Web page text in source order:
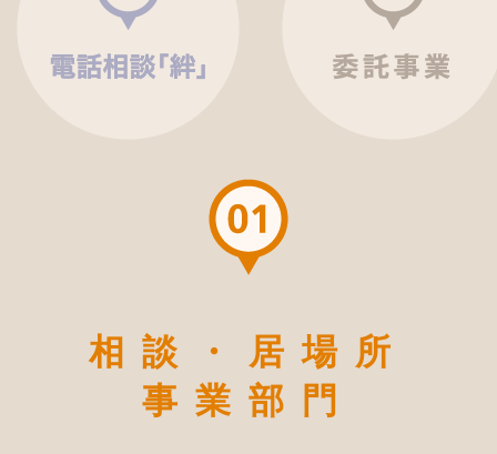
相談・居場所
事業部門